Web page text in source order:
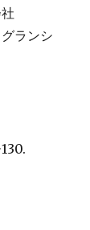
社
ランシ